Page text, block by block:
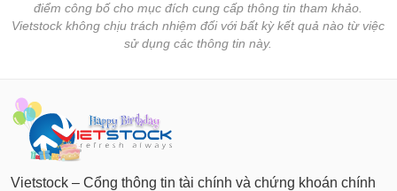
điểm công bố cho mục đích cung cấp thông tin tham khảo.
Vietstock không chịu trách nhiệm đối với bất kỳ kết quả nào từ việc
sử dụng các thông tin này.
Vietstock – Cổng thông tin tài chính và chứng khoán chính
Dịch
vụ
Đào
tạo